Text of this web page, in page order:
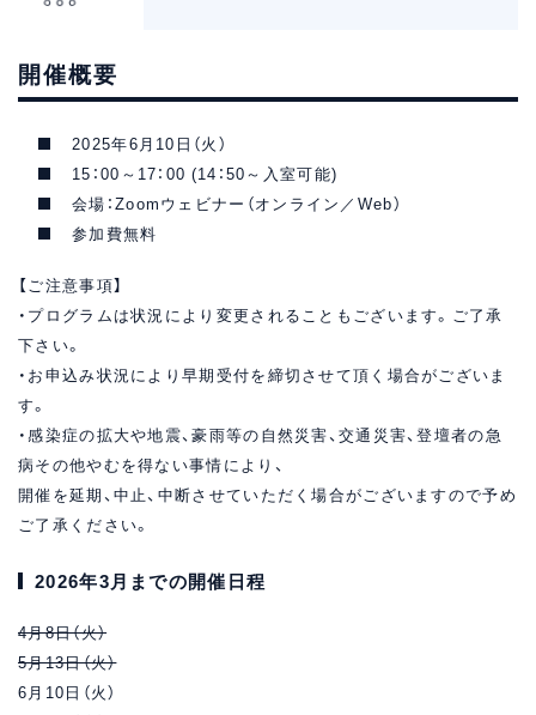
開催概要
2025年6月10日（火）
15：00～17：00 (14：50～入室可能)
会場：Zoomウェビナー（オンライン／Web）
参加費無料
【ご注意事項】
・プログラムは状況により変更されることもございます。ご了承
下さい。
・お申込み状況により早期受付を締切させて頂く場合がございま
す。
・感染症の拡大や地震、豪雨等の自然災害、交通災害、登壇者の急
病その他やむを得ない事情により、
開催を延期、中止、中断させていただく場合がございますので予め
ご了承ください。
2026年3月までの開催日程
4月8日（火）
5月13日（火）
6月10日（火）